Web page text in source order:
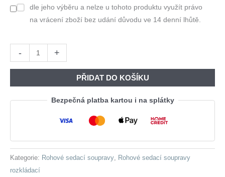
dle jeho výběru a nelze u tohoto produktu využít právo
na vrácení zboží bez udání důvodu ve 14 denní lhůtě.
-
sedačka
paros
05
+
PŘIDAT DO KOŠÍKU
Bezpečná platba kartou i na splátky
Kategorie: Rohové sedací soupravy, Rohové sedací soupravy
rozkládací